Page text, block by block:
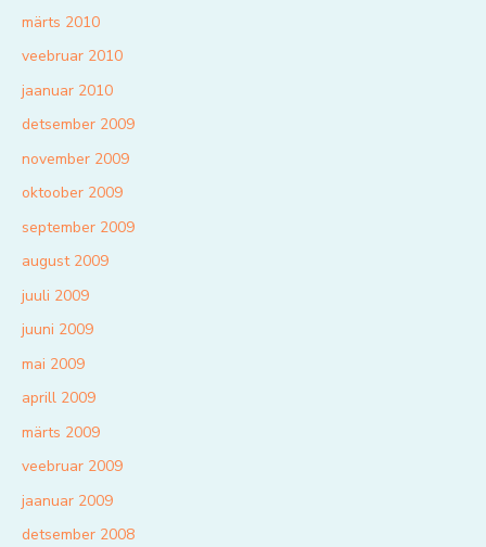
märts 2010
veebruar 2010
jaanuar 2010
detsember 2009
november 2009
oktoober 2009
september 2009
august 2009
juuli 2009
juuni 2009
mai 2009
aprill 2009
märts 2009
veebruar 2009
jaanuar 2009
detsember 2008